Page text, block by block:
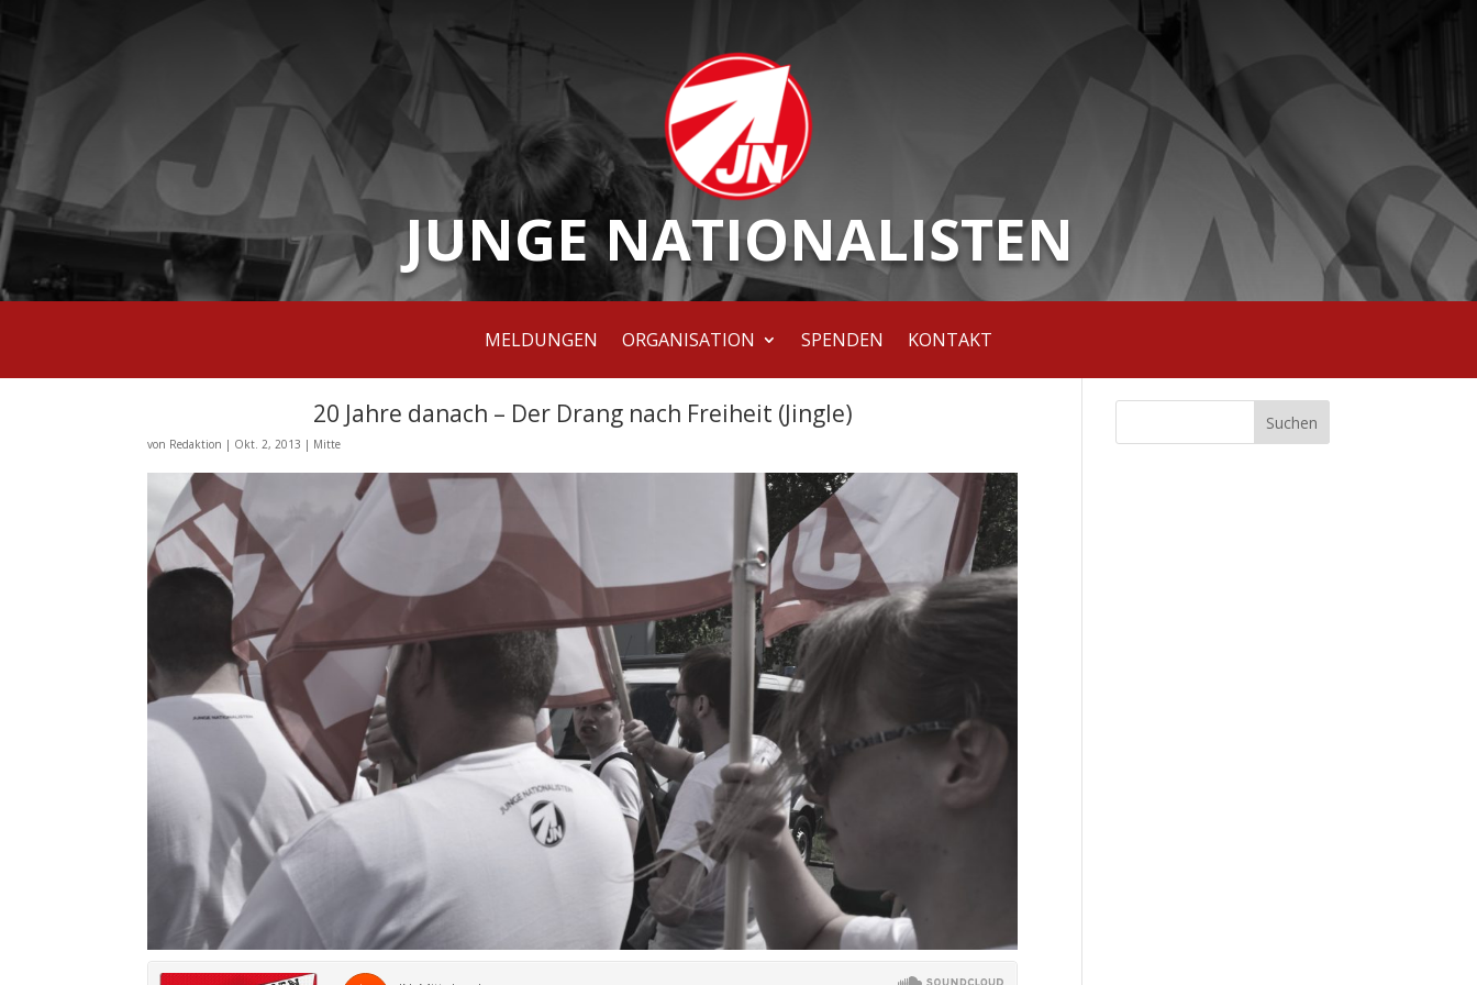
JUNGE NATIONALISTEN
MELDUNGEN ORGANISATION SPENDEN KONTAKT
20 Jahre danach – Der Drang nach Freiheit (Jingle)
von Redaktion | Okt. 2, 2013 | Mitte